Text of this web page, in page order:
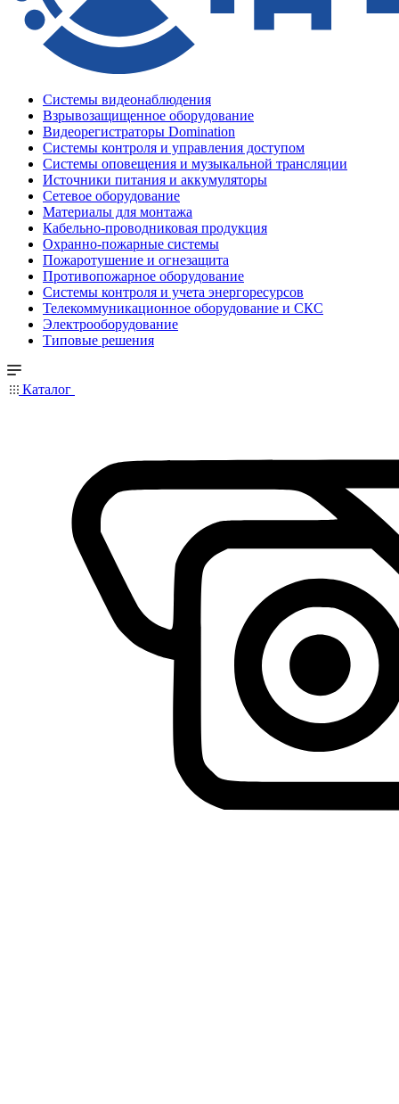
Системы видеонаблюдения
Взрывозащищенное оборудование
Видеорегистраторы Domination
Системы контроля и управления доступом
Системы оповещения и музыкальной трансляции
Источники питания и аккумуляторы
Сетевое оборудование
Материалы для монтажа
Кабельно-проводниковая продукция
Охранно-пожарные системы
Пожаротушение и огнезащита
Противопожарное оборудование
Системы контроля и учета энергоресурсов
Телекоммуникационное оборудование и СКС
Электрооборудование
Типовые решения
Каталог